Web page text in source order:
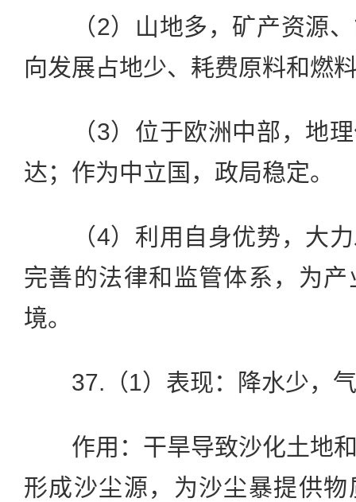
（2）山地多，矿产资源、
向发展占地少、耗费原料和
（3）位于欧洲中部，地理
达；作为中立国，政局稳定
（4）利用自身优势，大力
完善的法律和监管体系，为
境。
37.（1）表现：降水少，气
作用：干旱导致沙化土地和
形成沙尘源，为沙尘暴提供